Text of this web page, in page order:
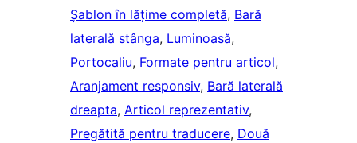
Șablon în lățime completă, Bară
laterală stânga, Luminoasă
Portocaliu, Formate pentru articol
Aranjament responsiv, Bară laterală
dreapta, Articol reprezentativ
Pregătită pentru traducere, Două